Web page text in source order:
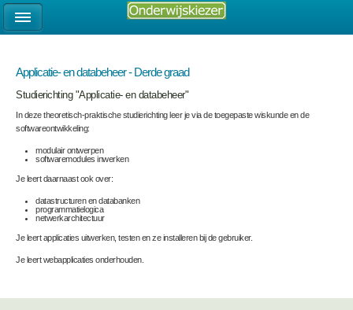
Applicatie- en databeheer - Derde graad
Studierichting "Applicatie- en databeheer"
In deze theoretisch-praktische studierichting leer je via de toegepaste wiskunde en de
softwareontwikkeling:
modulair ontwerpen
softwaremodules inwerken
Je leert daarnaast ook over:
datastructuren en databanken
programmatielogica
netwerkarchitectuur
Je leert applicaties uitwerken, testen en ze installeren bij de gebruiker.
Je leert webapplicaties onderhouden.